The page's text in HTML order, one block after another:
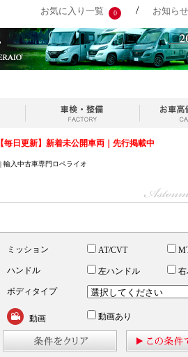
お気に入り一覧 0 / お知らせ
【毎日更新】新着未公開車両｜先行掲載中
輸入中古車専門ロペライオ
ミッション AT/CVT
ハンドル 左ハンドル 右
ボディタイプ
動画 動画あり